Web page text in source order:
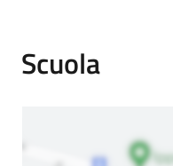
Scuola